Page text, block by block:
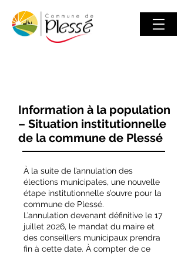
Information à la population
– Situation institutionnelle
de la commune de Plessé
À la suite de l’annulation des
élections municipales, une nouvelle
étape institutionnelle s’ouvre pour la
commune de Plessé.
L’annulation devenant définitive le 17
juillet 2026, le mandat du maire et
des conseillers municipaux prendra
fin à cette date. À compter de ce